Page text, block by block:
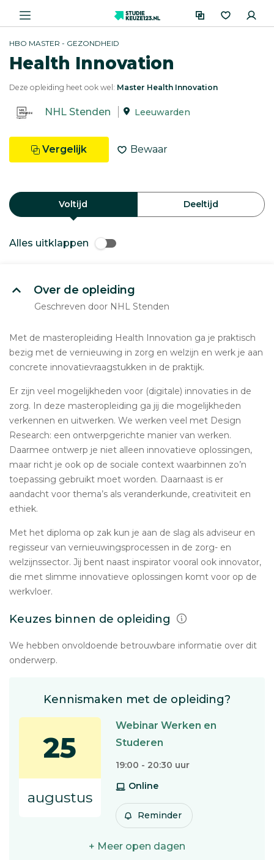
HBO MASTER - GEZONDHEID
Health Innovation
Deze opleiding heet ook wel: Master Health Innovation
NHL Stenden Leeuwarden
Vergelijk Bewaar
Voltijd Deeltijd
Alles uitklappen
Over de opleiding
Geschreven door NHL Stenden
Met de masteropleiding Health Innovation ga je praktisch
bezig met de vernieuwing in zorg en welzijn en werk je aan
concrete innovatievraagstukken in de praktijk.
Er zijn veel mogelijkheden voor (digitale) innovaties in de
zorg. In deze masteropleiding ga jij die mogelijkheden
verkennen en uitwerken. We werken veel met Design
Research: een ontwerpgerichte manier van werken.
Daarmee ontwerp je niet alleen innovatieve oplossingen,
maar richt je ook op de sociale context waarbinnen zo’n
toepassing gebruikt moet worden. Daarnaast is er
aandacht voor thema’s als veranderkunde, creativiteit en
ethiek.
Met het diploma op zak kun je aan de slag als adviseur en
regisseur van vernieuwingsprocessen in de zorg- en
welzijnssector. Jij bent naast inspirator vooral ook innovator,
die met slimme innovatieve oplossingen komt voor op de
werkvloer.
Keuzes binnen de opleiding
We hebben onvoldoende betrouwbare informatie over dit
onderwerp.
Kennismaken met de opleiding?
25
augustus
Webinar Werken en
Studeren
19:00 - 20:30 uur
Online
Reminder
+ Meer open dagen